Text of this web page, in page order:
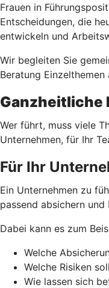
Frauen in
Entscheidungen, die
entwickeln und
Wir begleiten Sie
Beratung
Ganzheitliche
Wer führt, muss viele
Unternehmen, für Ihr
Für Ihr
Ein Unternehmen zu
passend absichern
Dabei kann es zum
Welche
Welche Risiken
Wie lassen sich